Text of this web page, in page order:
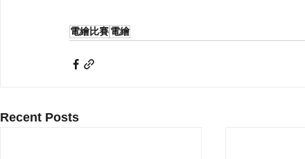
電繪比賽電繪
Recent Posts